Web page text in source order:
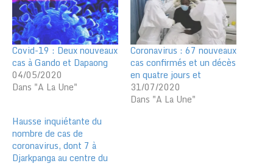
Covid-19 : Deux nouveaux
cas à Gando et Dapaong
04/05/2020
Dans "A La Une"
Coronavirus : 67 nouveaux
cas confirmés et un décès
en quatre jours et
31/07/2020
Dans "A La Une"
Hausse inquiétante du
nombre de cas de
coronavirus, dont 7 à
Djarkpanga au centre du